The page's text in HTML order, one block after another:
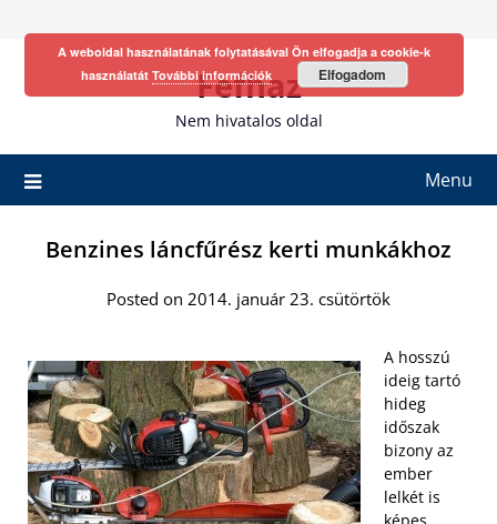
Fefhaz
Nem hivatalos oldal
Menu
Benzines láncfűrész kerti munkákhoz
Posted on 2014. január 23. csütörtök
A hosszú
ideig tartó
hideg
időszak
bizony az
ember
lelkét is
A weboldal használatának folytatásával Ön elfogadja a cookie-k
használatát További információk Elfogadom